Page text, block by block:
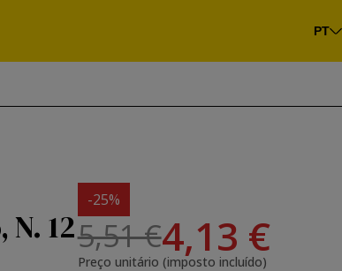
PT
12
-25%
5,51 €4,13 €
Preço unitário (imposto incluído)